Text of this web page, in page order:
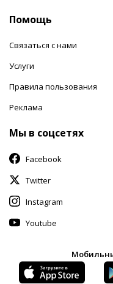
Помощь
Связаться с нами
Услуги
Правила пользования
Реклама
Мы в соцсетях
Facebook
Twitter
Instagram
Youtube